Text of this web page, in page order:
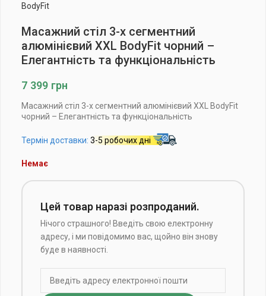
BodyFit
Масажний стіл 3-х сегментний
алюмінієвий XXL BodyFit чорний –
Елегантність та функціональність
7 399 грн
Масажний стіл 3-х сегментний алюмінієвий XXL BodyFit
чорний – Елегантність та функціональність
Термін доставки: 3-5 робочих дні
Немає
Цей товар наразі розпроданий.
Нічого страшного! Введіть свою електронну
адресу, і ми повідомимо вас, щойно він знову
буде в наявності.